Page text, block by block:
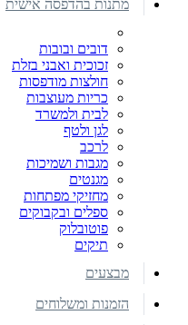
מתנות בהדפסה אישית
דובים ובובות
זכוכית ואבני בזלת
חולצות מודפסות
כריות מעוצבות
לבית ולמשרד
לגן ולטף
לרכב
מגבות ושמיכות
מגנטים
מחזיקי מפתחות
ספלים ובקבוקים
פוטובלוק
תיקים
מבצעים
הזמנות ומשלוחים